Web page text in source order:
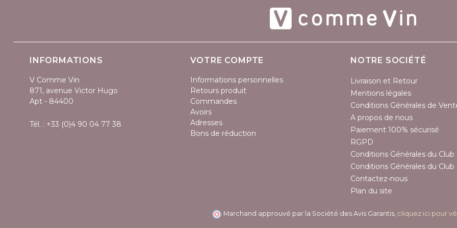
INFORMATIONS
V Comme Vin
871, avenue Victor Hugo
Apt - 84400
Tél. : +33 (0)4 90 04 77 38
VOTRE COMPTE
Informations personnelles
Retours produit
Commandes
Avoirs
Adresses
Bons de réduction
NOTRE SOCIÉTÉ
Livraison et Retour
Mentions légales
Conditions Générales de
A propos de nous
Paiement 100% sécurisé
RGPD
Conditions Générales du
Conditions Générales du
Contactez-nous
Plan du site
Marchand approuvé par la Société des Avis Garantis, cliquez ici pour